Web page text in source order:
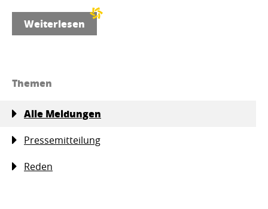
Weiterlesen
Themen
Alle Meldungen
Pressemitteilung
Reden